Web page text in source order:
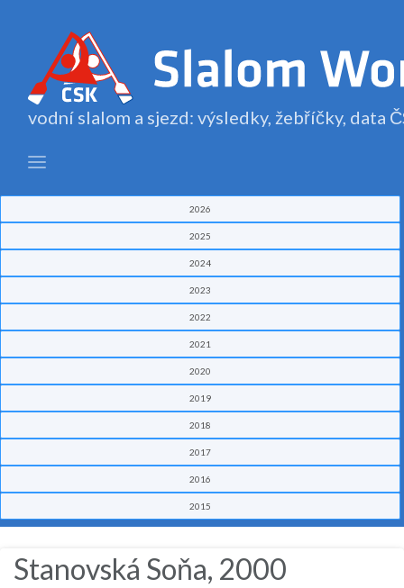
vodní slalom a sjezd: výsledky, žebříčky, data
2026
2025
2024
2023
2022
2021
2020
2019
2018
2017
2016
2015
Stanovská Soňa, 2000